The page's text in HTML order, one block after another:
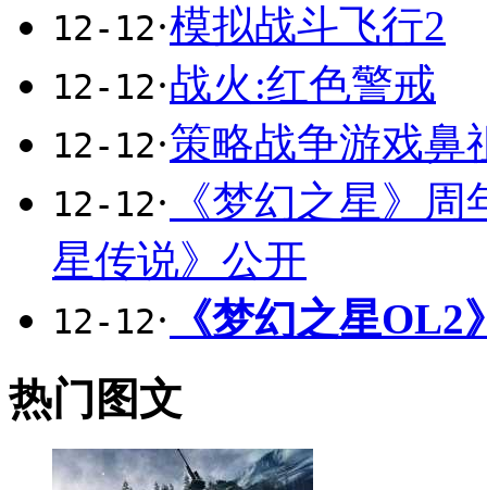
12-12·模拟战斗飞行2
12-12·战火:红色警戒
12-12·策略战争游戏鼻
12-12· 《梦幻之星》
星传说》公开
12-12· 《梦幻之星
热门图文